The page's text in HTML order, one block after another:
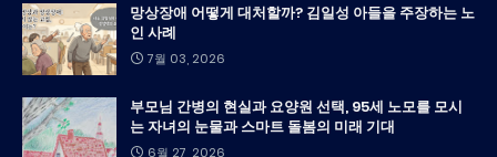
망상장애 어떻게 대처할까? 김일성 아들을 주장하는 노
인 사례
7월 03, 2026
부모님 간병의 현실과 요양원 선택, 95세 노모를 모시
는 자녀의 눈물과 스마트 돌봄의 미래 기대
6월 27, 2026